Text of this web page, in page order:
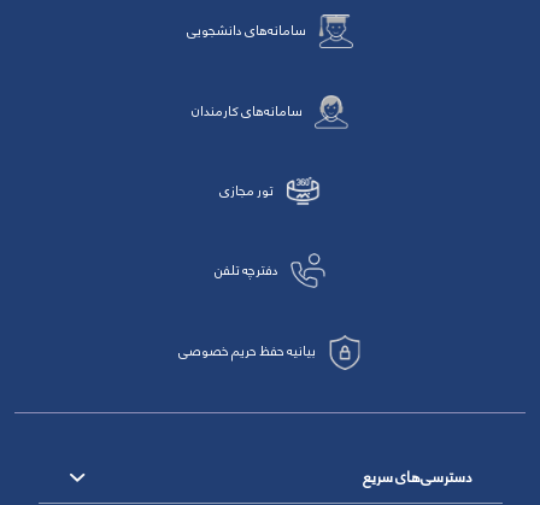
سامانه‌های دانشجویی
سامانه‌های کارمندان
تور مجازی
دفترچه تلفن
بیانیه حفظ حریم خصوصی
دسترسی‌های سریع